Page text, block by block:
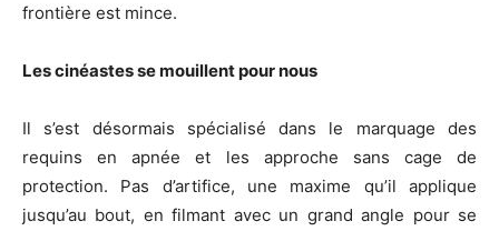
frontière est mince.
Les cinéastes se mouillent pour nous
Il s’est désormais spécialisé dans le marquage des
requins en apnée et les approche sans cage de
protection. Pas d’artifice, une maxime qu’il applique
jusqu’au bout, en filmant avec un grand angle pour se